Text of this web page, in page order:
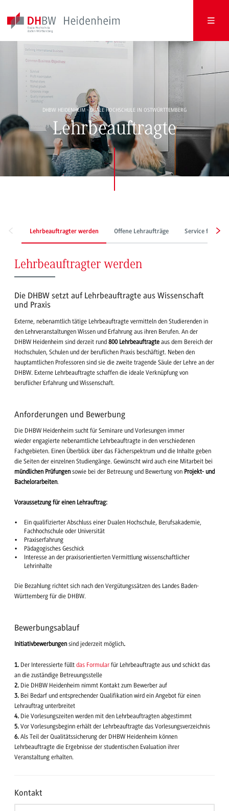
DHBW HEIDENHEIM - DUALE HOCHSCHULE IN OSTWÜRTTEMBERG
Lehrbeauftragte
Lehrbeauftragter werden Offene Lehraufträge Service für
Lehrbeauftragter werden
Die DHBW setzt auf Lehrbeauftragte aus Wissenschaft
und Praxis
Externe, nebenamtlich tätige Lehrbeauftragte vermitteln den Studierenden in
den Lehrveranstaltungen Wissen und Erfahrung aus ihren Berufen. An der
DHBW Heidenheim sind derzeit rund 800 Lehrbeauftragte aus dem Bereich der
Hochschulen, Schulen und der beruflichen Praxis beschäftigt. Neben den
hauptamtlichen Professoren sind sie die zweite tragende Säule der Lehre an der
DHBW. Externe Lehrbeauftragte schaffen die ideale Verknüpfung von
beruflicher Erfahrung und Wissenschaft.
Anforderungen und Bewerbung
Die DHBW Heidenheim sucht für Seminare und Vorlesungen immer
wieder engagierte nebenamtliche Lehrbeauftragte in den verschiedenen
Fachgebieten. Einen Überblick über das Fächerspektrum und die Inhalte geben
die Seiten der einzelnen Studiengänge. Gewünscht wird auch eine Mitarbeit bei
mündlichen Prüfungen sowie bei der Betreuung und Bewertung von Projekt- und
Bachelorarbeiten.
Voraussetzung für einen Lehrauftrag:
Ein qualifizierter Abschluss einer Dualen Hochschule, Berufsakademie,
Fachhochschule oder Universität
Praxiserfahrung
Pädagogisches Geschick
Interesse an der praxisorientierten Vermittlung wissenschaftlicher
Lehrinhalte
Die Bezahlung richtet sich nach den Vergütungssätzen des Landes Baden-
Württemberg für die DHBW.
Bewerbungsablauf
Initiativbewerbungen sind jederzeit möglich.
1. Der Interessierte füllt das Formular für Lehrbeauftragte aus und schickt das
an die zuständige Betreuungsstelle
2. Die DHBW Heidenheim nimmt Kontakt zum Bewerber auf
3. Bei Bedarf und entsprechender Qualifikation wird ein Angebot für einen
Lehrauftrag unterbreitet
4. Die Vorlesungszeiten werden mit den Lehrbeauftragten abgestimmt
5. Vor Vorlesungsbeginn erhält der Lehrbeauftragte das Vorlesungsverzeichnis
6. Als Teil der Qualitätssicherung der DHBW Heidenheim können
Lehrbeauftragte die Ergebnisse der studentischen Evaluation ihrer
Veranstaltung erhalten.
Kontakt